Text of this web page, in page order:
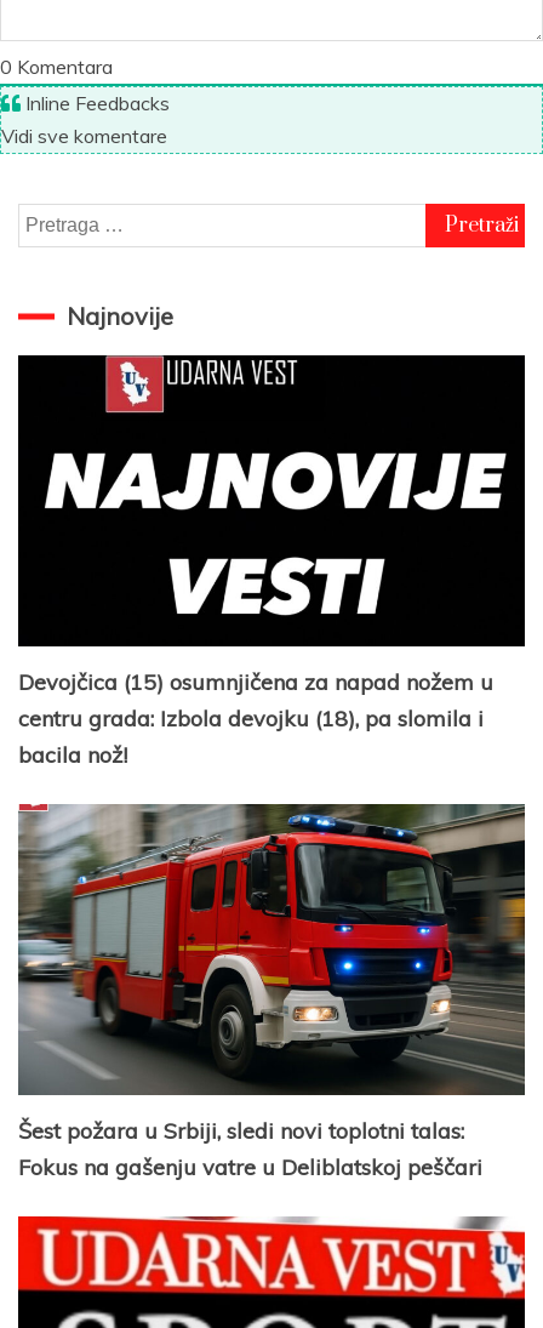
0 Komentara
Inline Feedbacks
Vidi sve komentare
Pretraga
za:
Najnovije
Devojčica (15) osumnjičena za napad nožem u
centru grada: Izbola devojku (18), pa slomila i
bacila nož!
Šest požara u Srbiji, sledi novi toplotni talas:
Fokus na gašenju vatre u Deliblatskoj peščari